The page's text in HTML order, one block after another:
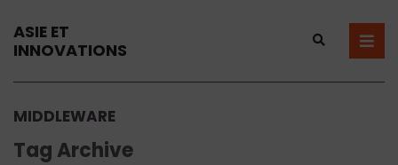
ASIE ET
INNOVATIONS
MIDDLEWARE
Tag Archive